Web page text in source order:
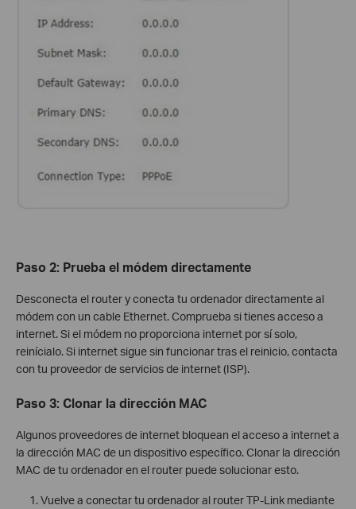
Paso 2: Prueba el módem directamente
Desconecta el router y conecta tu ordenador directamente al
módem con un cable Ethernet. Comprueba si tienes acceso a
internet. Si el módem no proporciona internet por sí solo,
reinícialo. Si internet sigue sin funcionar tras el reinicio, contacta
con tu proveedor de servicios de internet (ISP).
Paso 3: Clonar la dirección MAC
Algunos proveedores de internet bloquean el acceso a internet a
la dirección MAC de un dispositivo específico. Clonar la dirección
MAC de tu ordenador en el router puede solucionar esto.
Vuelve a conectar tu ordenador al router TP-Link mediante